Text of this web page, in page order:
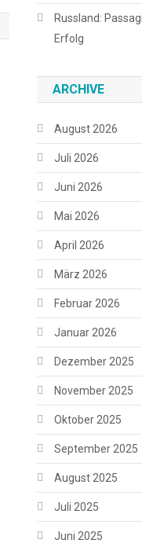
Russland:
Erfolg
ARCHIVE
August 2026
Juli 2026
Juni 2026
Mai 2026
April 2026
März 2026
Februar 2026
Januar 2026
Dezember 2025
November 2025
Oktober 2025
September 2025
August 2025
Juli 2025
Juni 2025